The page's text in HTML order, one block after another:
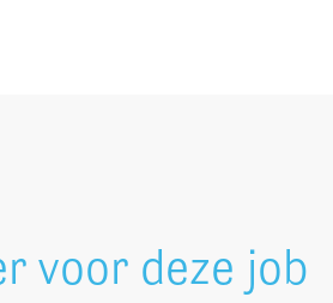
voor deze job